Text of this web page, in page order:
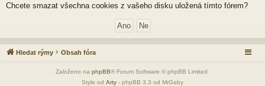
Chcete smazat všechna cookies z vašeho disku uložená tímto fórem?
Hledat rýmy Obsah fóra
Založeno na phpBB® Forum Software © phpBB Limited
Style od Arty - phpBB 3.3 od MrGaby